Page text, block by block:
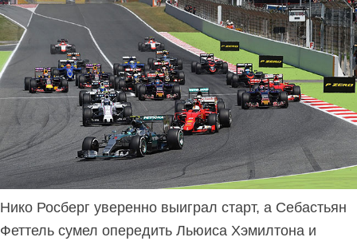
Нико Росберг уверенно выиграл старт, а Себастьян
Феттель сумел опередить Льюиса Хэмилтона и